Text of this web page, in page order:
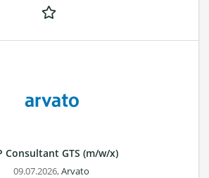
Consultant GTS (m/w/x)
09.07.2026,Arvato